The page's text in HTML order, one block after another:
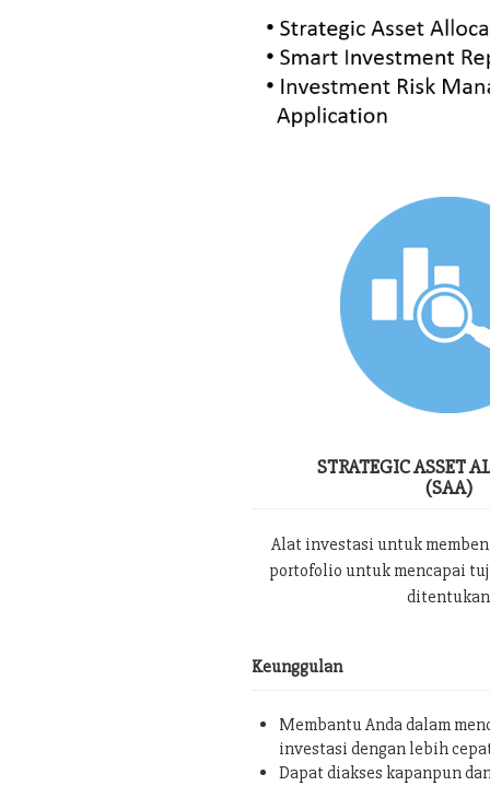
STRATEGIC ASSET
(SAA)
Alat investasi untuk
portofolio untuk mencapai
ditentukan
Keunggulan
Membantu Anda dalam
investasi dengan lebih
Dapat diakses kapanpun